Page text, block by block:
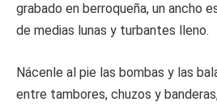
grabado en berroqueña, un ancho
de medias lunas y turbantes lleno.
Nácenle al pie las bombas y las
entre tambores, chuzos y